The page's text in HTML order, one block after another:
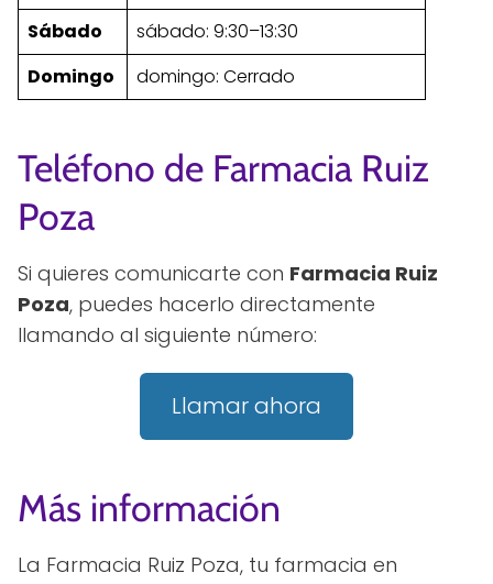
Sábado
sábado: 9:30–13:30
Domingo
domingo: Cerrado
Teléfono de Farmacia Ruiz
Poza
Si quieres comunicarte con Farmacia Ruiz
Poza, puedes hacerlo directamente
llamando al siguiente número:
Llamar ahora
Más información
La Farmacia Ruiz Poza, tu farmacia en